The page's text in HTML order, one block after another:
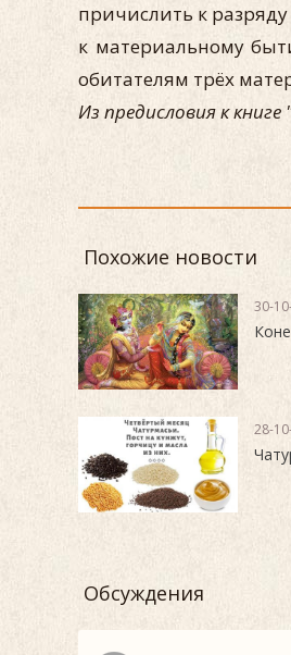
причислить к
к материальному
обитателям трёх
Из предисловия к
Похожие новости
30-
28-
Обсуждения